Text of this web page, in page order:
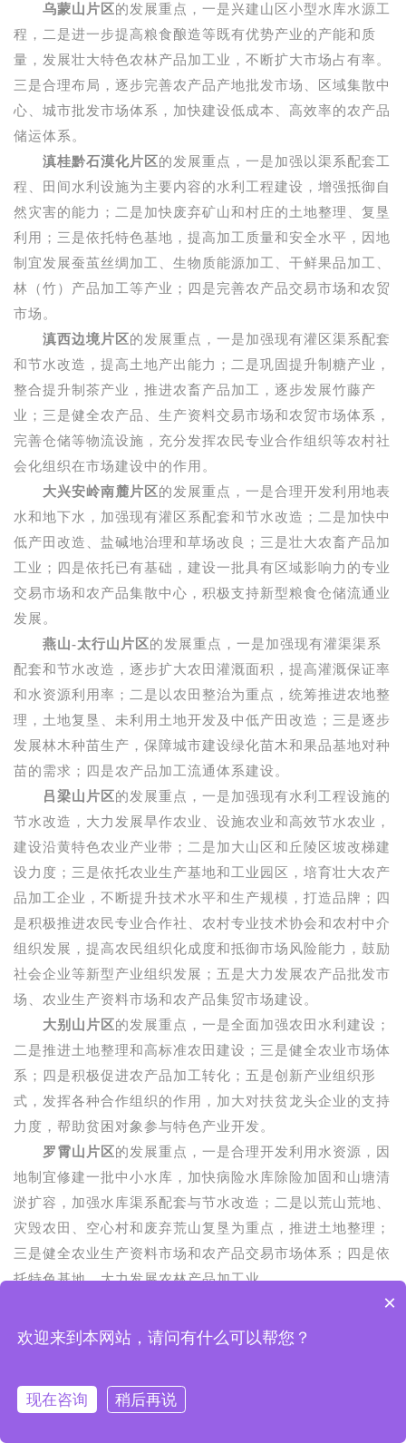
乌蒙山片区 的发展重点，一是兴建山区小型水库水源工
程，二是进一步提高粮食酿造等既有优势产业的产能和质
量，发展壮大特色农林产品加工业，不断扩大市场占有率。
三是合理布局，逐步完善农产品产地批发市场、区域集散中
心、城市批发市场体系，加快建设低成本、高效率的农产品
储运体系。
滇桂黔石漠化片区 的发展重点，一是加强以渠系配套工
程、田间水利设施为主要内容的水利工程建设，增强抵御自
然灾害的能力；二是加快废弃矿山和村庄的土地整理、复垦
利用；三是依托特色基地，提高加工质量和安全水平，因地
制宜发展蚕茧丝绸加工、生物质能源加工、干鲜果品加工、
林（竹）产品加工等产业；四是完善农产品交易市场和农贸
市场。
滇西边境片区 的发展重点，一是加强现有灌区渠系配套
和节水改造，提高土地产出能力；二是巩固提升制糖产业，
整合提升制茶产业，推进农畜产品加工，逐步发展竹藤产
业；三是健全农产品、生产资料交易市场和农贸市场体系，
完善仓储等物流设施，充分发挥农民专业合作组织等农村社
会化组织在市场建设中的作用。
大兴安岭南麓片区 的发展重点，一是合理开发利用地表
水和地下水，加强现有灌区系配套和节水改造；二是加快中
低产田改造、盐碱地治理和草场改良；三是壮大农畜产品加
工业；四是依托已有基础，建设一批具有区域影响力的专业
交易市场和农产品集散中心，积极支持新型粮食仓储流通业
发展。
燕山-太行山片区 的发展重点，一是加强现有灌渠渠系
配套和节水改造，逐步扩大农田灌溉面积，提高灌溉保证率
和水资源利用率；二是以农田整治为重点，统筹推进农地整
理，土地复垦、未利用土地开发及中低产田改造；三是逐步
发展林木种苗生产，保障城市建设绿化苗木和果品基地对种
苗的需求；四是农产品加工流通体系建设。
吕梁山片区 的发展重点，一是加强现有水利工程设施的
节水改造，大力发展旱作农业、设施农业和高效节水农业，
建设沿黄特色农业产业带；二是加大山区和丘陵区坡改梯建
设力度；三是依托农业生产基地和工业园区，培育壮大农产
品加工企业，不断提升技术水平和生产规模，打造品牌；四
是积极推进农民专业合作社、农村专业技术协会和农村中介
组织发展，提高农民组织化成度和抵御市场风险能力，鼓励
社会企业等新型产业组织发展；五是大力发展农产品批发市
场、农业生产资料市场和农产品集贸市场建设。
大别山片区 的发展重点，一是全面加强农田水利建设；
二是推进土地整理和高标准农田建设；三是健全农业市场体
系；四是积极促进农产品加工转化；五是创新产业组织形
式，发挥各种合作组织的作用，加大对扶贫龙头企业的支持
力度，帮助贫困对象参与特色产业开发。
罗霄山片区 的发展重点，一是合理开发利用水资源，因
地制宜修建一批中小水库，加快病险水库除险加固和山塘清
淤扩容，加强水库渠系配套与节水改造；二是以荒山荒地、
灾毁农田、空心村和废弃荒山复垦为重点，推进土地整理；
三是健全农业生产资料市场和农产品交易市场体系；四是依
托特色基地，大力发展农林产品加工业。
目？
粮食田间工程及农技服务体系、棉油糖生产基地、旱作节水
×
欢迎来到本网站，请问有什么可以帮您？
现在咨询 稍后再说